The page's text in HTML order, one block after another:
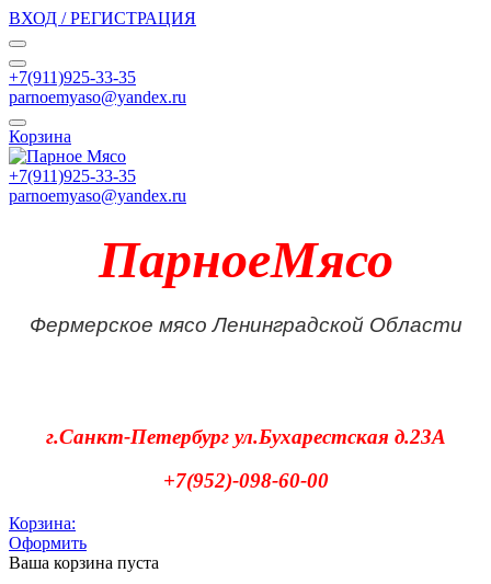
ВХОД / РЕГИСТРАЦИЯ
+7(911)925-33-35
parnoemyaso@yandex.ru
Корзина
+7(911)925-33-35
parnoemyaso@yandex.ru
ПарноеМясо
Фермерское мясо Ленинградской Области
г.Санкт-Петербург ул.Бухарестская д.23А
+7(952)-098-60-00
Корзина:
Оформить
Ваша корзина пуста